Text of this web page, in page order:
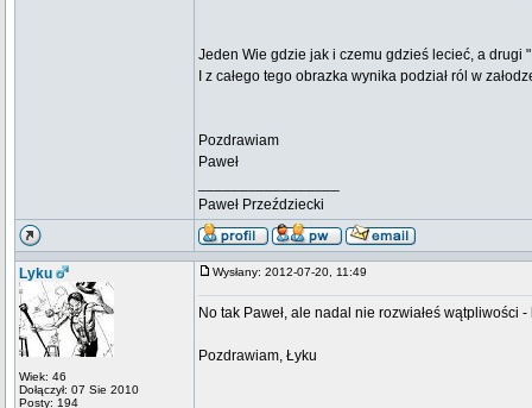
Jeden Wie gdzie jak i czemu gdzieś lecieć, a drugi
I z całego tego obrazka wynika podział ról w
Pozdrawiam
Paweł
Paweł Przeździecki
Lyku
Wiek: 46
Dołączył: 07 Sie 2010
Posty: 194
Wysłany: 2012-07-20, 11:49
No tak Paweł, ale nadal nie rozwiałeś wątpliwości
Pozdrawiam, Łyku